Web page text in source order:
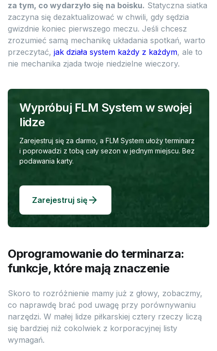
za tym, co wydarzyło się na boisku. Statyczna siatka
zaczyna się dezaktualizować w chwili, gdy sędzia
gwizdnie koniec pierwszego meczu. Jeśli chcesz
zrozumieć samą mechanikę układania spotkań, warto
przeczytać, jak działa system każdy z każdym, ale to
nie mechanika zjada twoje niedzielne wieczory.
Wypróbuj FLM System w swojej
lidze
Zarejestruj się za darmo, a FLM System ułoży terminarz
i poprowadzi z tobą cały sezon w jednym miejscu. Bez
podawania karty.
Zarejestruj się
Oprogramowanie do terminarza:
funkcje, które mają znaczenie
Skoro to rozróżnienie mamy już z głowy, zobaczmy,
co naprawdę brać pod uwagę przy porównywaniu
narzędzi. W małej lidze piłkarskiej cztery rzeczy liczą
się bardziej niż cokolwiek z korporacyjnej listy
wymagań.